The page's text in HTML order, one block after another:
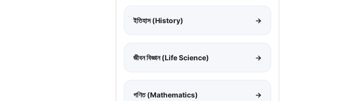
ইতিহাস (History) →
জীবন বিজ্ঞান (Life Science) →
গণিত (Mathematics) →